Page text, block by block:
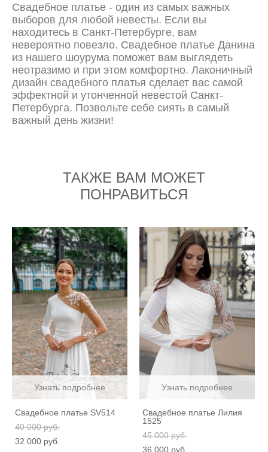
Свадебное платье - один из самых важных
выборов для любой невесты. Если вы
находитесь в Санкт-Петербурге, вам
невероятно повезло. Свадебное платье Данина
из нашего шоурума поможет вам выглядеть
неотразимо и при этом комфортно. Лаконичный
дизайн свадебного платья сделает вас самой
эффектной и утонченной невестой Санкт-
Петербурга. Позвольте себе сиять в самый
важный день жизни!
ТАКЖЕ ВАМ МОЖЕТ
ПОНРАВИТЬСЯ
Узнать подробнее
Свадебное платье SV514
40 000 pуб.
32 000 pуб.
Узнать подробнее
Свадебное платье Лилия
1525
45 000 pуб.
36 000 pуб.